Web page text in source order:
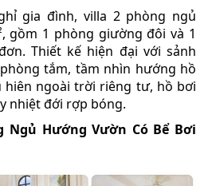
gia đình, villa 2 phòng ngủ
gồm 1 phòng giường đôi và 1
Thiết kế hiện đại với sảnh
tắm, tầm nhìn hướng hồ
ngoài trời riêng tư, hồ bơi
nhiệt đới rợp bóng.
Ngủ Hướng Vườn Có Bể Bơi